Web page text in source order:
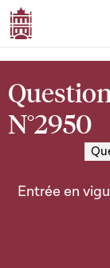
N°2950
Entrée en